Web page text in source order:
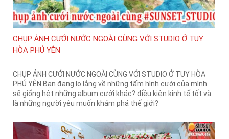
CHỤP ẢNH CƯỚI NƯỚC NGOÀI CÙNG VỚI STUDIO Ở TUY
HÒA PHÚ YÊN
CHỤP ẢNH CƯỚI NƯỚC NGOÀI CÙNG VỚI STUDIO Ở TUY HÒA
PHÚ YÊN Bạn đang lo lắng về những tấm hình cưới của mình
sẽ giống hệt những album cưới khác? điều kiện kinh tế tốt và
là những người yêu muốn khám phá thế giới?